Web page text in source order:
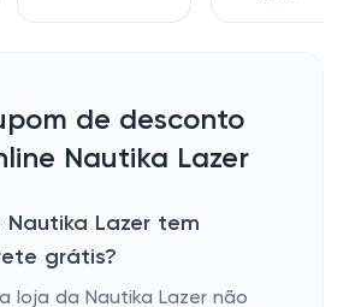
de desconto
Nautika Lazer
Nautika Lazer tem
grátis?
loja da Nautika Lazer não